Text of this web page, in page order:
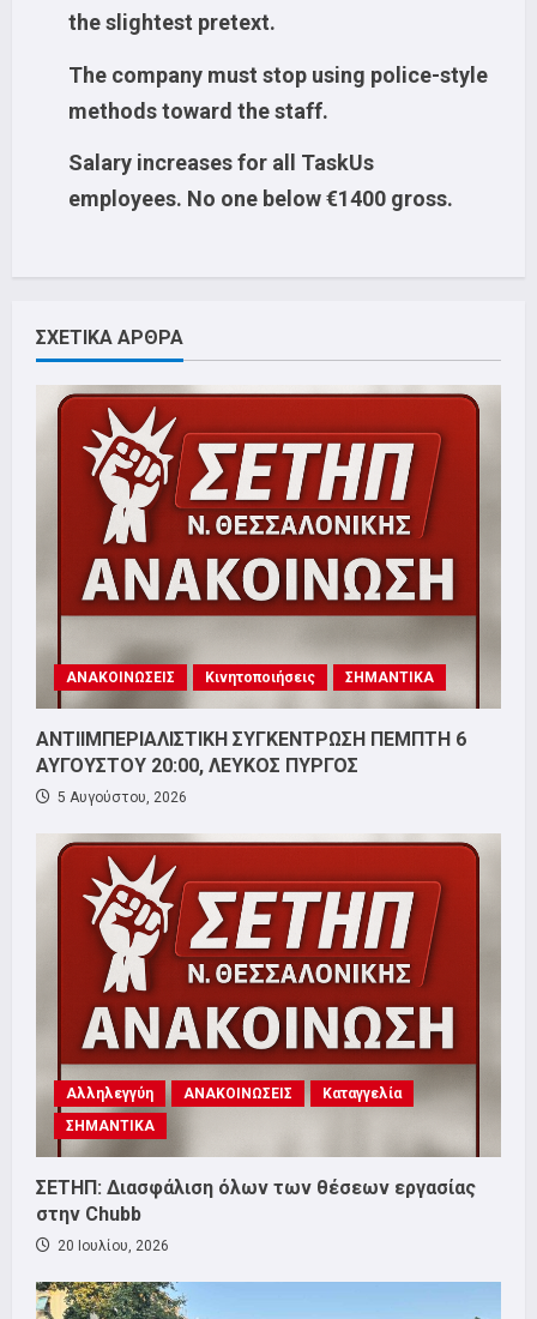
the slightest pretext.
The company must stop using police-style
methods toward the staff.
Salary increases for all TaskUs
employees. No one below €1400 gross.
ΣΧΕΤΙΚΑ ΑΡΘΡΑ
ΑΝΑΚΟΙΝΩΣΕΙΣ Κινητοποιήσεις ΣΗΜΑΝΤΙΚΑ
ΑΝΤΙΙΜΠΕΡΙΑΛΙΣΤΙΚΗ ΣΥΓΚΕΝΤΡΩΣΗ ΠΕΜΠΤΗ 6
ΑΥΓΟΥΣΤΟΥ 20:00, ΛΕΥΚΟΣ ΠΥΡΓΟΣ
5 Αυγούστου, 2026
Αλληλεγγύη ΑΝΑΚΟΙΝΩΣΕΙΣ
Καταγγελία
ΣΗΜΑΝΤΙΚΑ
ΣΕΤΗΠ: Διασφάλιση όλων των θέσεων εργασίας
στην Chubb
20 Ιουλίου, 2026